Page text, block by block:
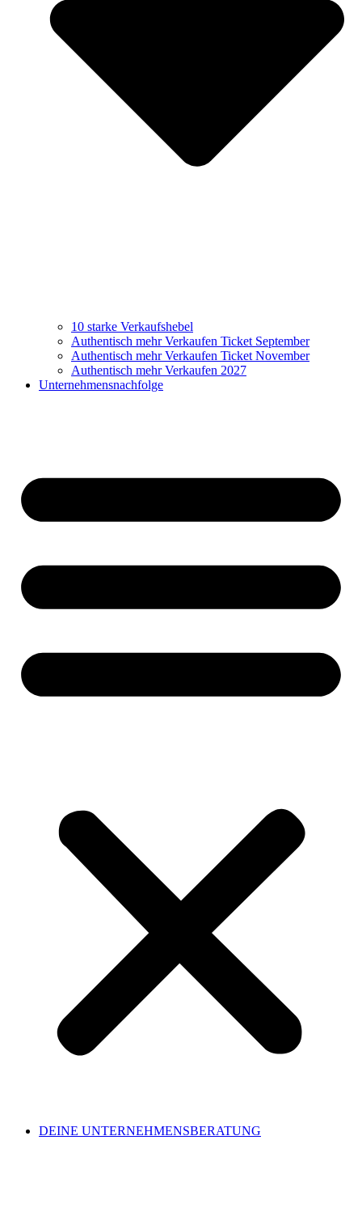
10 starke Verkaufshebel
Authentisch mehr Verkaufen Ticket September
Authentisch mehr Verkaufen Ticket November
Authentisch mehr Verkaufen 2027
Unternehmensnachfolge
DEINE UNTERNEHMENSBERATUNG